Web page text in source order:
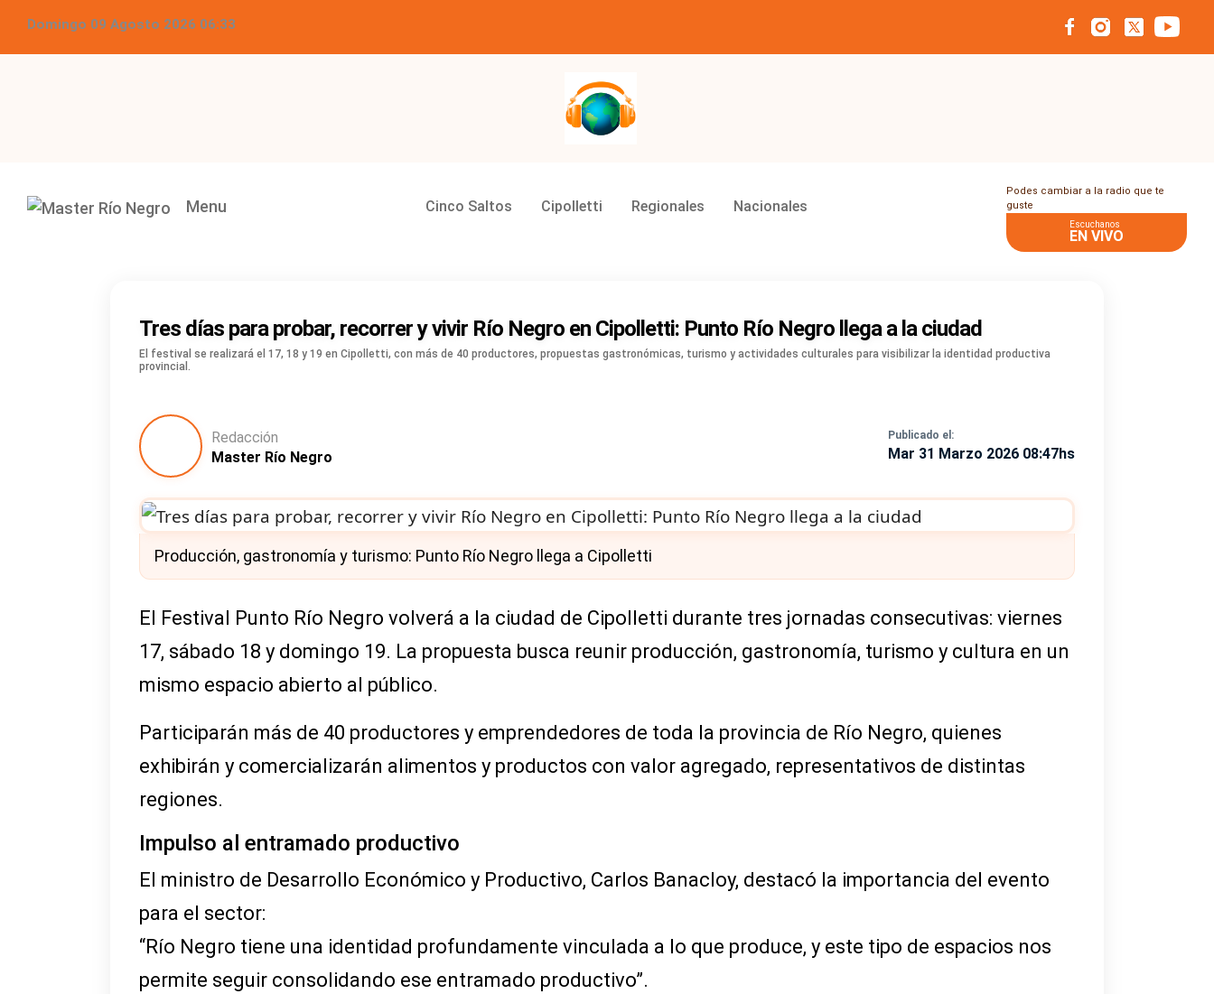
Domingo 09 Agosto 2026 06:33
Grupo Master Multimedios
Menu Cinco Saltos Cipolletti Regionales Nacionales
Podes cambiar a la radio que te
guste
Escuchanos
EN VIVO
Tres días para probar, recorrer y vivir Río Negro en Cipolletti: Punto Río Negro llega a la ciudad
El festival se realizará el 17, 18 y 19 en Cipolletti, con más de 40 productores, propuestas gastronómicas, turismo y actividades culturales para visibilizar la identidad productiva
provincial.
Redacción
Master Río Negro
Publicado el:
Mar 31 Marzo 2026 08:47hs
Producción, gastronomía y turismo: Punto Río Negro llega a Cipolletti
El Festival Punto Río Negro volverá a la ciudad de Cipolletti durante tres jornadas consecutivas: viernes
17, sábado 18 y domingo 19. La propuesta busca reunir producción, gastronomía, turismo y cultura en un
mismo espacio abierto al público.
Participarán más de 40 productores y emprendedores de toda la provincia de Río Negro, quienes
exhibirán y comercializarán alimentos y productos con valor agregado, representativos de distintas
regiones.
Impulso al entramado productivo
El ministro de Desarrollo Económico y Productivo, Carlos Banacloy, destacó la importancia del evento
para el sector:
“Río Negro tiene una identidad profundamente vinculada a lo que produce, y este tipo de espacios nos
permite seguir consolidando ese entramado productivo”.